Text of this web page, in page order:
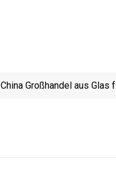
China Großhandel aus Glas